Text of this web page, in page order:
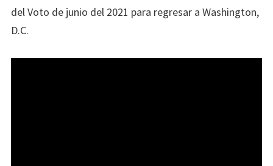
del Voto de junio del 2021 para regresar a Washington,
D.C.